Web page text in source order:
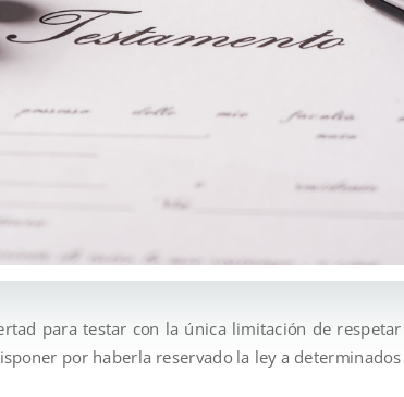
para testar con la única limitación de
por haberla reservado la ley a